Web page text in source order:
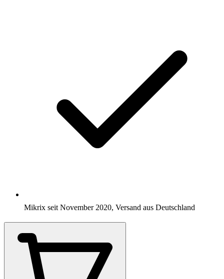
Mikrix seit November 2020, Versand aus Deutschland